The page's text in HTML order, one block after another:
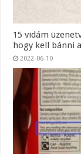
15 vidám
hogy kell bánni
2022-06-10